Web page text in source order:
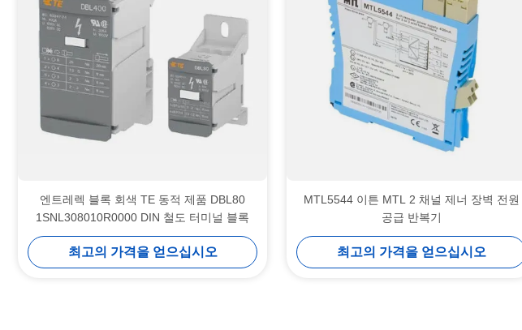
엔트레렉 블록 회색 TE 동적 제품 DBL80
1SNL308010R0000 DIN 철도 터미널 블록
최고의 가격을 얻으십시오
MTL5544 이튼 MTL 2 채널 제너 장벽 전원
공급 반복기
최고의 가격을 얻으십시오